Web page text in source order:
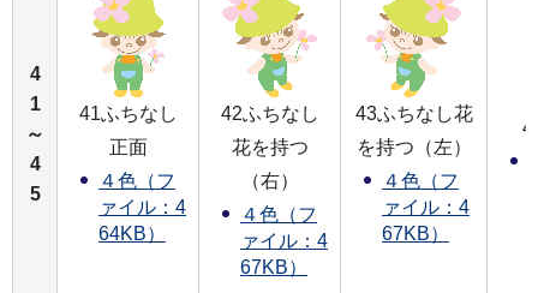
4
1
～
4
5
41ふちなし
正面
４色（フ
ァイル：4
64KB）
42ふちなし
花を持つ
（右）
４色（フ
ァイル：4
67KB）
43ふちなし花
を持つ（左）
４色（フ
ァイル：4
67KB）